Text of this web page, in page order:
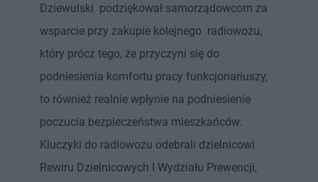
Dziewulski podziękował samorządowcom za
wsparcie przy zakupie kolejnego radiowozu,
który prócz tego, że przyczyni się do
podniesienia komfortu pracy funkcjonariuszy,
to również realnie wpłynie na podniesienie
poczucia bezpieczeństwa mieszkańców.
Kluczyki do radiowozu odebrali dzielnicowi
Rewiru Dzielnicowych I Wydziału Prewencji,